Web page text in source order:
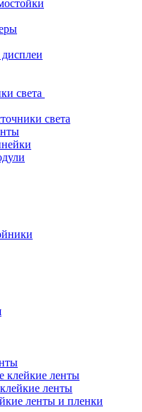
света
света
клейкие ленты
ленты
ленты и пленки